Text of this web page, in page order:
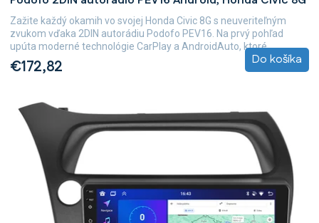
€172,82 Do košíka
Zažite každý okamih vo svojej Honda Civic 8G s neuveriteľným
zvukom vďaka 2DIN autorádiu Podofo PEV16. Na prvý pohľad
upúta moderné technológie CarPlay a AndroidAuto, ktoré...